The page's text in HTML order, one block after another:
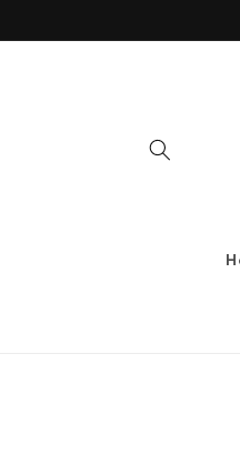
ai contenuti